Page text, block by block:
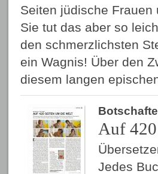
Seiten jüdische
Sie tut das aber so
den schmerzlichsten
ein Wagnis! Über den
diesem langen
Auf
Jedes